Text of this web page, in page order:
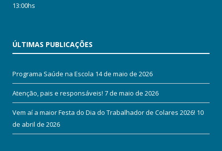
13:00hs
ÚLTIMAS PUBLICAÇÕES
Programa Saúde na Escola 14 de maio de 2026
Atenção, pais e responsáveis! 7 de maio de 2026
Vem aí a maior Festa do Dia do Trabalhador de Colares 2026! 10
de abril de 2026